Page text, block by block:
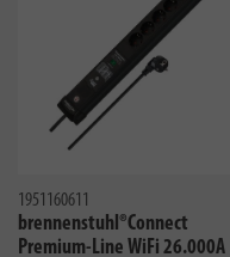
1951160611
brennenstuhl®Connect
Premium-Line WiFi 26.000A